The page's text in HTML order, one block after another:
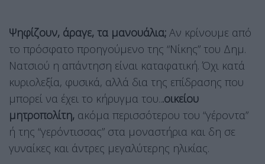
Ψηφίζουν, άραγε, τα μανουάλια; Αν κρίνουμε από
το πρόσφατο προηγούμενο της “Νίκης” του Δημ.
Νατσιού η απάντηση είναι καταφατική. Όχι κατά
κυριολεξία, φυσικά, αλλά δια της επίδρασης που
μπορεί να έχει το κήρυγμα του...οικείου
μητροπολίτη, ακόμα περισσότερου του “γέροντα”
ή της “γερόντισσας” στα μοναστήρια και δη σε
γυναίκες και άντρες μεγαλύτερης ηλικίας.